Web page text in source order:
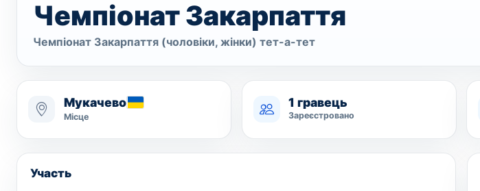
Чемпіонат Закарпаття
Чемпіонат Закарпаття (чоловіки, жінки) тет-а-тет
Мукачево
Місце
1 гравець
Зареєстровано
Участь